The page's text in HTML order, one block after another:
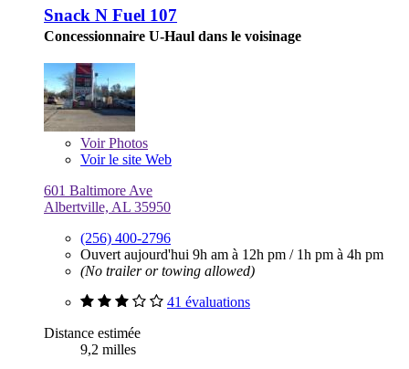
Snack N Fuel 107
Concessionnaire U-Haul dans le voisinage
VoirPhotos
Voir le site Web
601 Baltimore Ave
Albertville, AL 35950
(256) 400-2796
Ouvert aujourd'hui 9h am à 12h pm / 1h pm à 4h pm
(No trailer or towing allowed)
41 évaluations
Distance estimée
9,2 milles